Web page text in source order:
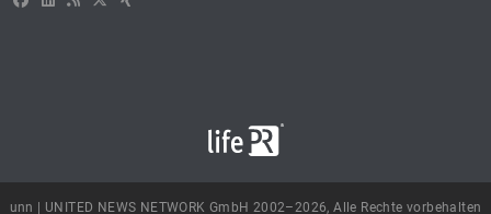
unn | UNITED NEWS NETWORK GmbH 2002–2026, Alle Rechte vorbehalten